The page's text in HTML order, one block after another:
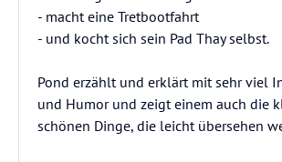
- macht eine Tretbootfahrt
- und kocht sich sein Pad Thay selbst.
Pond erzählt und erklärt mit sehr viel
und Humor und zeigt einem auch die
schönen Dinge, die leicht übersehen